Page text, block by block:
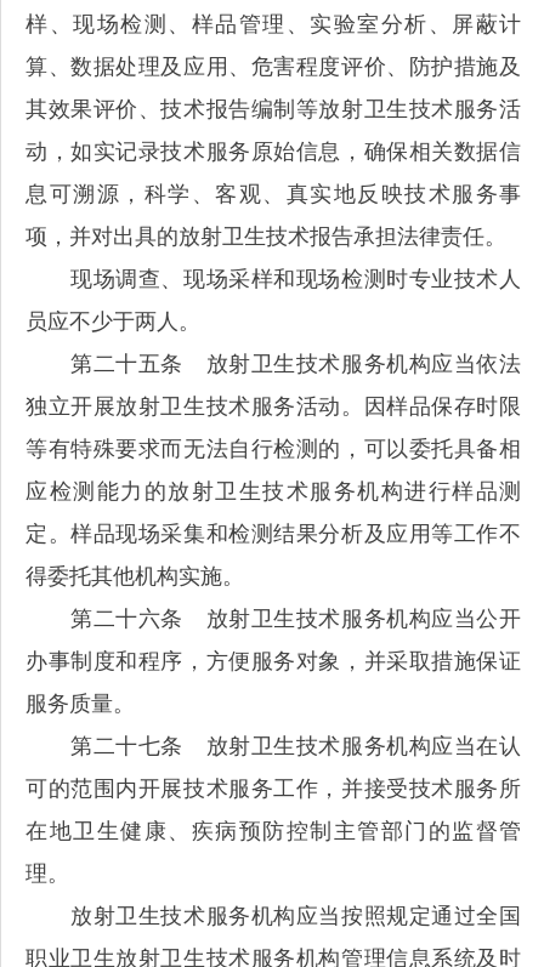
样、现场检测、样品管理、实验室分析、屏蔽计
算、数据处理及应用、危害程度评价、防护措施及
其效果评价、技术报告编制等放射卫生技术服务活
动，如实记录技术服务原始信息，确保相关数据信
息可溯源，科学、客观、真实地反映技术服务事
项，并对出具的放射卫生技术报告承担法律责任。
现场调查、现场采样和现场检测时专业技术人
员应不少于两人。
第二十五条 放射卫生技术服务机构应当依法
独立开展放射卫生技术服务活动。因样品保存时限
等有特殊要求而无法自行检测的，可以委托具备相
应检测能力的放射卫生技术服务机构进行样品测
定。样品现场采集和检测结果分析及应用等工作不
得委托其他机构实施。
第二十六条 放射卫生技术服务机构应当公开
办事制度和程序，方便服务对象，并采取措施保证
服务质量。
第二十七条 放射卫生技术服务机构应当在认
可的范围内开展技术服务工作，并接受技术服务所
在地卫生健康、疾病预防控制主管部门的监督管
理。
放射卫生技术服务机构应当按照规定通过全国
职业卫生放射卫生技术服务机构管理信息系统及时